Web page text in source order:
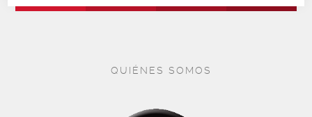
QUIÉNES SOMOS